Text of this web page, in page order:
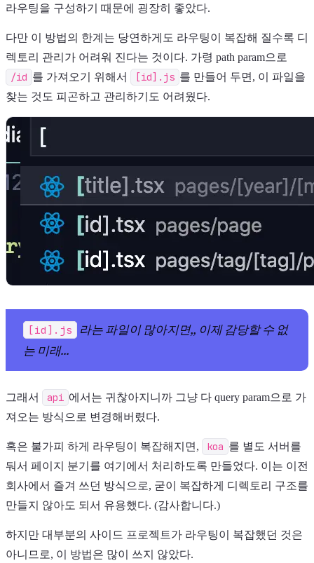
라우팅을 구성하기 때문에 굉장히 좋았다.
다만 이 방법의 한계는 당연하게도 라우팅이 복잡해 질수록 디
렉토리 관리가 어려워 진다는 것이다. 가령 path param으로
/id 를 가져오기 위해서 [id].js 를 만들어 두면, 이 파일을
찾는 것도 피곤하고 관리하기도 어려웠다.
[id].js
라는 파일이 많아지면,, 이제 감당할 수 없
는 미래...
그래서 api 에서는 귀찮아지니까 그냥 다 query param으로 가
져오는 방식으로 변경해버렸다.
혹은 불가피 하게 라우팅이 복잡해지면, koa 를 별도 서버를
둬서 페이지 분기를 여기에서 처리하도록 만들었다. 이는 이전
회사에서 즐겨 쓰던 방식으로, 굳이 복잡하게 디렉토리 구조를
만들지 않아도 되서 유용했다. (감사합니다.)
하지만 대부분의 사이드 프로젝트가 라우팅이 복잡했던 것은
아니므로, 이 방법은 많이 쓰지 않았다.